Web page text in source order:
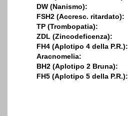
DW (Nanismo):
FSH2 (Accresc. ritardato):
TP (Trombopatia):
ZDL (Zincodeficenza):
FH4 (Aplotipo 4 della P.R.):
Aracnomelia:
BH2 (Aplotipo 2 Bruna):
FH5 (Aplotipo 5 della P.R.):